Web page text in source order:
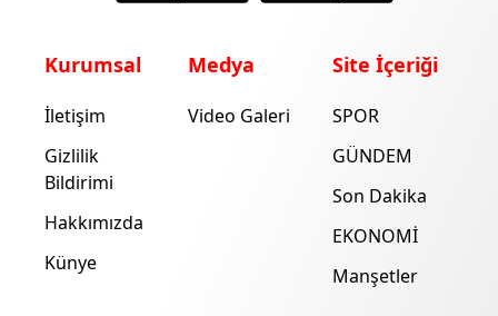
Kurumsal
İletişim
Gizlilik
Bildirimi
Hakkımızda
Künye
Medya
Video Galeri
Site İçeriği
SPOR
GÜNDEM
Son Dakika
EKONOMİ
Manşetler